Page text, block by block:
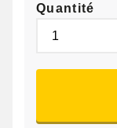
Quantité